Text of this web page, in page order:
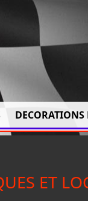
DECORATIONS
ET